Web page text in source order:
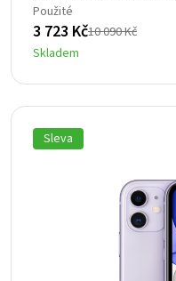
Použité
10 090Kč
Původní
cena
byla:
10
090 Kč.
3 723 Kč
Aktuální
cena
je:
3
723 Kč.
Skladem
Sleva